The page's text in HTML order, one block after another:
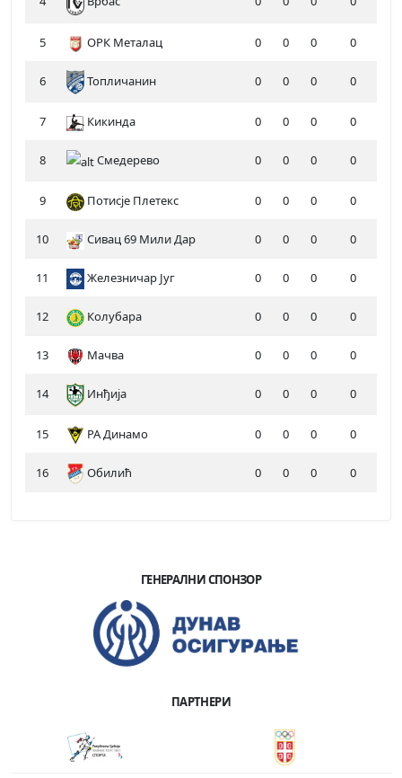
5 ОРК Металац 0 0 0 0
6 Топличанин 0 0 0 0
7 Кикинда 0 0 0 0
8 Смедерево 0 0 0 0
9 Потисје Плетекс 0 0 0 0
10 Сивац 69 Мили Дар 0 0 0 0
11 Железничар Југ 0 0 0 0
12 Колубара 0 0 0 0
13 Мачва 0 0 0 0
14 Инђија 0 0 0 0
15 РА Динамо 0 0 0 0
16 Обилић 0 0 0 0
ГЕНЕРАЛНИ СПОНЗОР
ПАРТНЕРИ